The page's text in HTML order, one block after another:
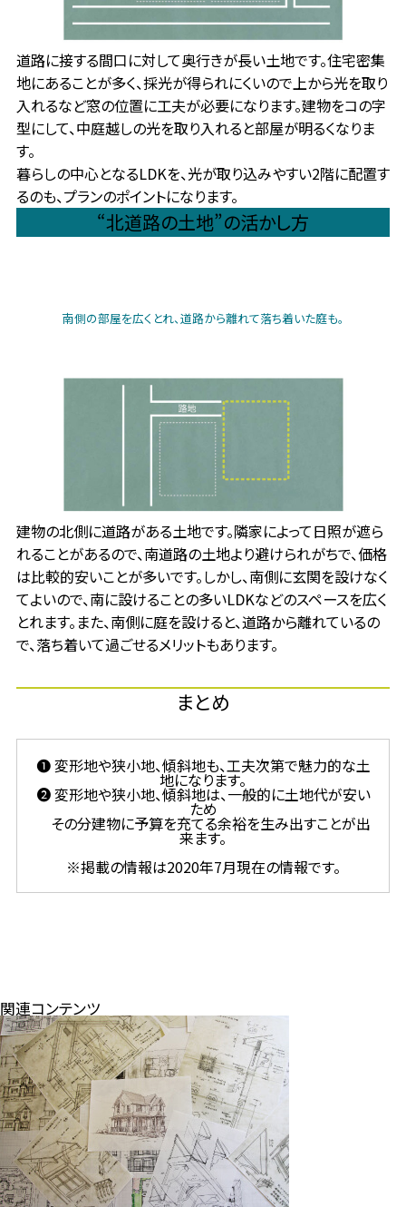
道路に接する間口に対して奥行きが長い土地です。住宅密集
地にあることが多く、採光が得られにくいので上から光を取り
入れるなど窓の位置に工夫が必要になります。建物をコの字
型にして、中庭越しの光を取り入れると部屋が明るくなりま
す。
暮らしの中心となるLDKを、光が取り込みやすい2階に配置す
るのも、プランのポイントになります。
“北道路の土地”の活かし方
南側の部屋を広くとれ、道路から離れて落ち着いた庭も。
建物の北側に道路がある土地です。隣家によって日照が遮ら
れることがあるので、南道路の土地より避けられがちで、価格
は比較的安いことが多いです。しかし、南側に玄関を設けなく
てよいので、南に設けることの多いLDKなどのスペースを広く
とれます。また、南側に庭を設けると、道路から離れているの
で、落ち着いて過ごせるメリットもあります。
まとめ
❶ 変形地や狭小地、傾斜地も、工夫次第で魅力的な土
地になります。
❷ 変形地や狭小地、傾斜地は、一般的に土地代が安い
ため
その分建物に予算を充てる余裕を生み出すことが出
来ます。
※掲載の情報は2020年7月現在の情報です。
関連コンテンツ